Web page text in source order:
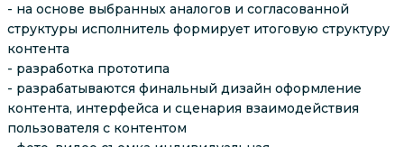
- на основе выбранных аналогов и согласованной
структуры исполнитель формирует итоговую структуру
контента
- разработка прототипа
- разрабатываются финальный дизайн оформление
контента, интерфейса и сценария взаимодействия
пользователя с контентом